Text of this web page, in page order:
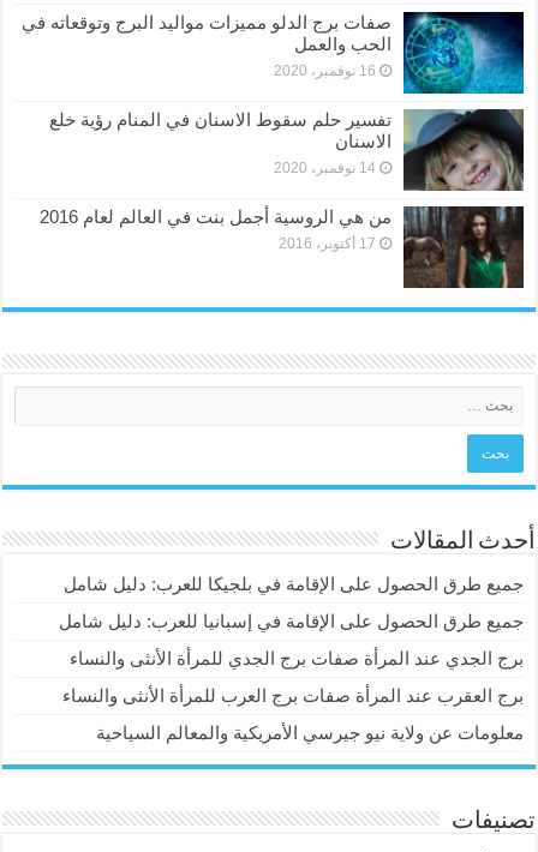
صفات برج الدلو مميزات مواليد البرج وتوقعاته في
الحب والعمل
16 نوفمبر، 2020
تفسير حلم سقوط الاسنان في المنام رؤية خلع
الاسنان
14 نوفمبر، 2020
من هي الروسية أجمل بنت في العالم لعام 2016
17 أكتوبر، 2016
أحدث المقالات
جميع طرق الحصول على الإقامة في بلجيكا للعرب: دليل شامل
جميع طرق الحصول على الإقامة في إسبانيا للعرب: دليل شامل
برج الجدي عند المرأة صفات برج الجدي للمرأة الأنثى والنساء
برج العقرب عند المرأة صفات برج العرب للمرأة الأنثى والنساء
معلومات عن ولاية نيو جيرسي الأمريكية والمعالم السياحية
تصنيفات